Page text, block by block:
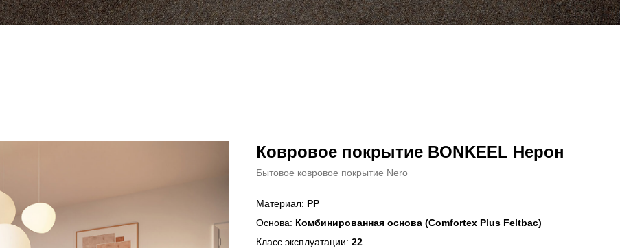
Ковровое покрытие BONKEEL Нерон
Бытовое ковровое покрытие Nero
Материал: PP
Основа: Комбинированная основа (Comfortex Plus Feltbac)
Класс эксплуатации: 22